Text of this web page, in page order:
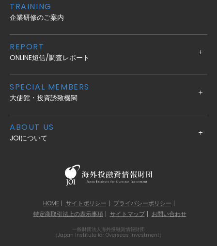
TRAINING
企業研修のご案内
REPORT
ONLINE短信/調査レポート
SPECIAL MEMBERS
大使館・投資誘致機関
ABOUT US
JOIについて
HOME サイトポリシー
プライバシーポリシー
特定商取引法上の表示事項
サイトマップ お問い合わせ
一般財団法人海外投融資情報財団
（Japan Institute for Overseas Investment）